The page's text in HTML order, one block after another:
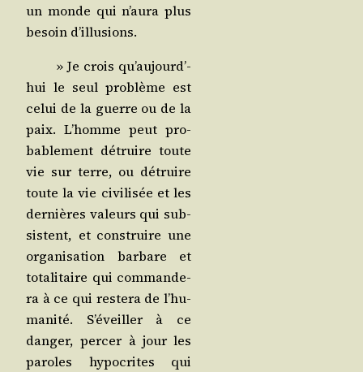
un monde qui n’au­ra plus
besoin d’illusions.
» Je crois qu’au­jourd’­
hui le seul pro­blème est
celui de la guerre ou de la
paix. L’homme peut pro­
ba­ble­ment détruire toute
vie sur terre, ou détruire
toute la vie civi­li­sée et les
der­nières valeurs qui sub­
sistent, et construire une
orga­ni­sa­tion bar­bare et
tota­li­taire qui com­man­de­
ra à ce qui res­te­ra de l’hu­
ma­ni­té. S’é­veiller à ce
dan­ger, per­cer à jour les
paroles hypo­crites qui